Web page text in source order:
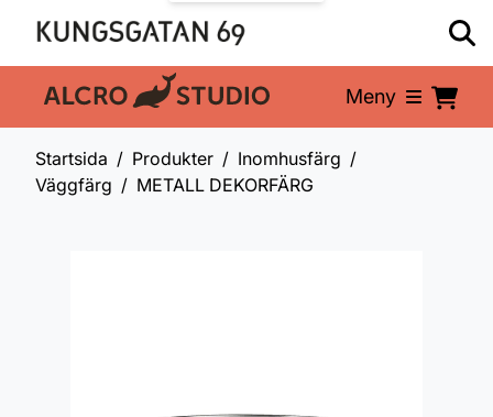
En del av: Meny
Startsida Produkter
Inomhusfärg
Väggfärg
METALL DEKORFÄRG